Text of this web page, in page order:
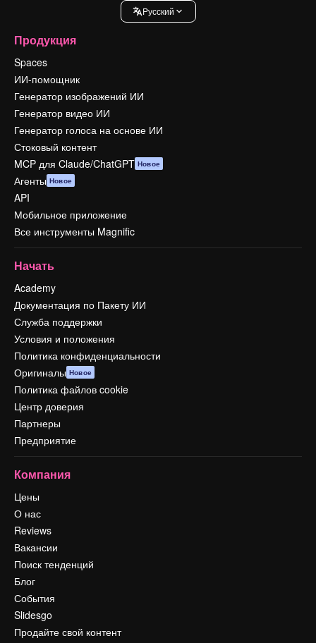
Pусский
Продукция
Spaces
ИИ-помощник
Генератор изображений ИИ
Генератор видео ИИ
Генератор голоса на основе ИИ
Стоковый контент
MCP для Claude/ChatGPT Новое
Агенты Новое
API
Мобильное приложение
Все инструменты Magnific
Начать
Academy
Документация по Пакету ИИ
Служба поддержки
Условия и положения
Политика конфиденциальности
Оригиналы Новое
Политика файлов cookie
Центр доверия
Партнеры
Предприятие
Компания
Цены
О нас
Reviews
Вакансии
Поиск тенденций
Блог
События
Slidesgo
Продайте свой контент